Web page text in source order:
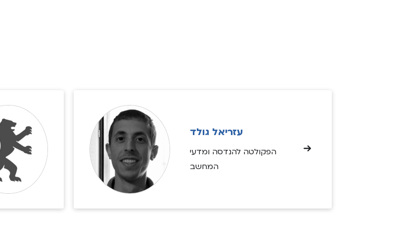
עזריאל גולד
הפקולטה להנדסה ומדעי
המחשב